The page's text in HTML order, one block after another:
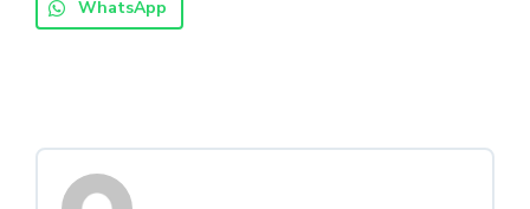
WhatsApp